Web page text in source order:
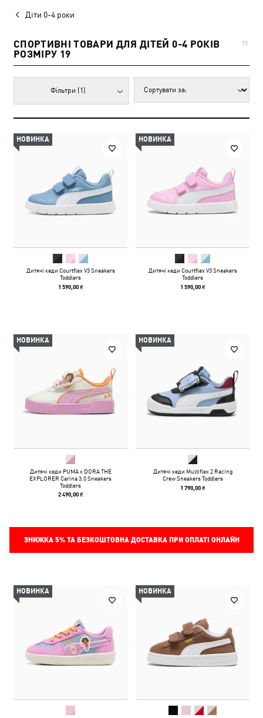
Діти 0-4 роки
СПОРТИВНІ ТОВАРИ ДЛЯ ДІТЕЙ 0-4 РОКІВ
РОЗМІРУ 19
55
Фільтри (1)
НОВИНКА
Дитячі кеди Courtflex V3 Sneakers
Toddlers
1 590,00 ₴
НОВИНКА
Дитячі кеди Courtflex V3 Sneakers
Toddlers
1 590,00 ₴
НОВИНКА
Дитячі кеди PUMA x DORA THE
EXPLORER Carina 3.0 Sneakers
Toddlers
2 490,00 ₴
НОВИНКА
Дитячі кеди Multiflex 2 Racing
Crew Sneakers Toddlers
1 790,00 ₴
ЗНИЖКА 5%ТА БЕЗКОШТОВНА ДОСТАВКА ПРИ ОПЛАТІ ОНЛАЙН
НОВИНКА НОВИНКА